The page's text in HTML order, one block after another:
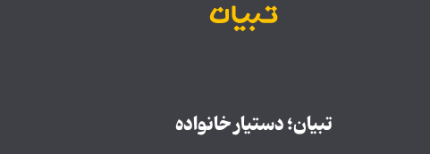
تبیان؛ دستیار خانواده